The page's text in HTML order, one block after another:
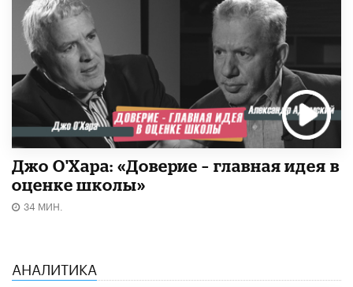
Джо О'Хара: «Доверие – главная идея в
оценке школы»
34 МИН.
АНАЛИТИКА